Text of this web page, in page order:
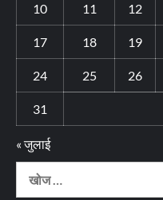
10 11 12
17 18 19
24 25 26
31
« जुलाई
निम्न